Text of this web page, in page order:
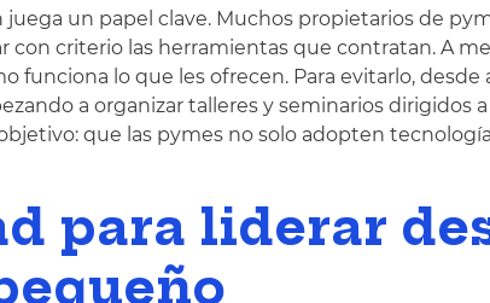
un papel clave. Muchos propietarios de
con criterio las herramientas que contratan. A
funciona lo que les ofrecen. Para evitarlo, desde
a organizar talleres y seminarios dirigidos
que las pymes no solo adopten
para liderar